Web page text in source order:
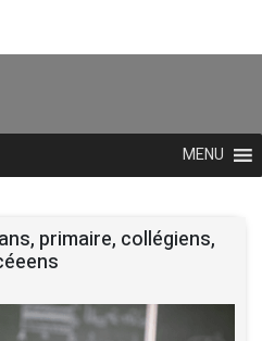
MENU
primaire, collégiens,